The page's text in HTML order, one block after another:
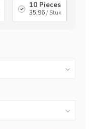
10 Pieces
35,96/ Stuk